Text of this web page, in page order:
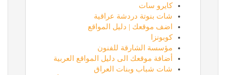
كايرو سات
شات بنوتة دردشة عراقية
اضف موقعك | دليل المواقع
كوبونزا
مؤسسة الشارقة للفنون
أضافة موقعك الى دليل المواقع العربية
شات شباب وبنات العراق